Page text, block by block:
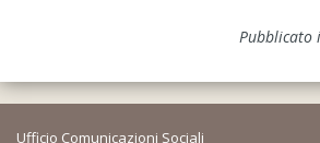
Pubblicato
Ufficio Comunicazioni Sociali